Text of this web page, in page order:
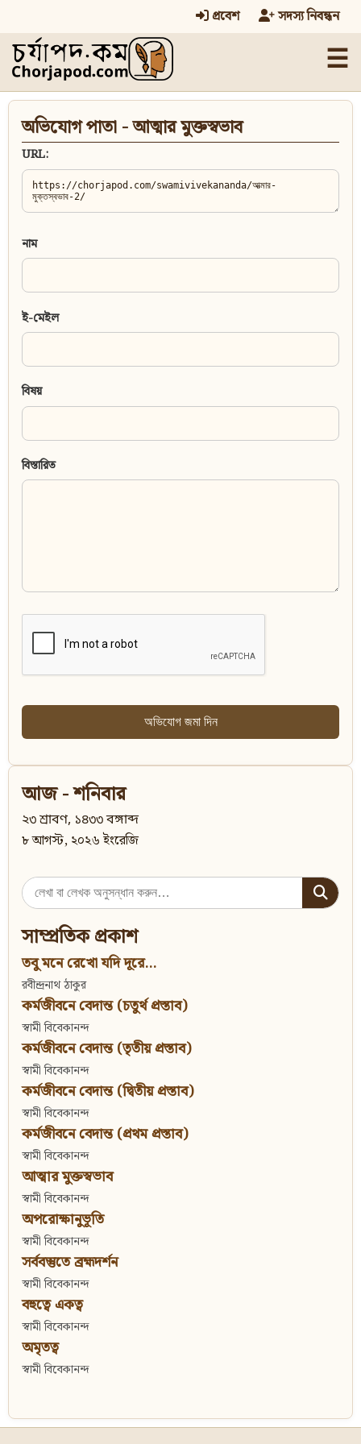
প্রবেশ সদস্য নিবন্ধন
☰
অভিযোগ পাতা - আত্মার মুক্তস্বভাব
URL:
নাম
ই-মেইল
বিষয়
বিস্তারিত
অভিযোগ জমা দিন
আজ - শনিবার
২৩ শ্রাবণ, ১৪৩৩ বঙ্গাব্দ
৮ আগস্ট, ২০২৬ ইংরেজি
Search
for:
সাম্প্রতিক প্রকাশ
তবু মনে রেখো যদি দূরে...
রবীন্দ্রনাথ ঠাকুর
কর্মজীবনে বেদান্ত (চতুর্থ প্রস্তাব)
স্বামী বিবেকানন্দ
কর্মজীবনে বেদান্ত (তৃতীয় প্রস্তাব)
স্বামী বিবেকানন্দ
কর্মজীবনে বেদান্ত (দ্বিতীয় প্রস্তাব)
স্বামী বিবেকানন্দ
কর্মজীবনে বেদান্ত (প্রথম প্রস্তাব)
স্বামী বিবেকানন্দ
আত্মার মুক্তস্বভাব
স্বামী বিবেকানন্দ
অপরোক্ষানুভূতি
স্বামী বিবেকানন্দ
সর্ববস্তুতে ব্রহ্মদর্শন
স্বামী বিবেকানন্দ
বহুত্বে একত্ব
স্বামী বিবেকানন্দ
অমৃতত্ব
স্বামী বিবেকানন্দ